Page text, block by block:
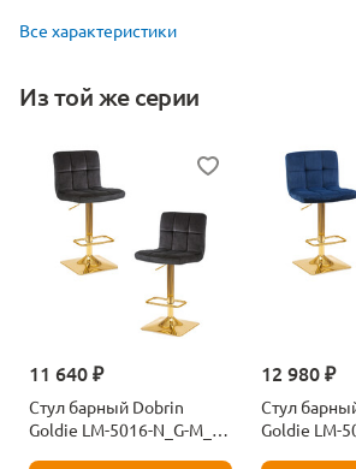
Все характеристики
Из той же серии
11 640 ₽
Стул барный Dobrin
Goldie LM-5016-N_G-M_V-
12 980 ₽
Стул
Goldie LM-